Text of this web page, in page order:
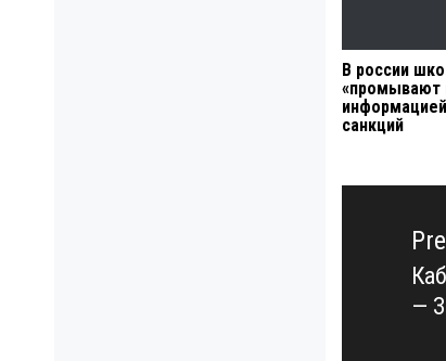
В россии
«промывают
санкций
записям
—